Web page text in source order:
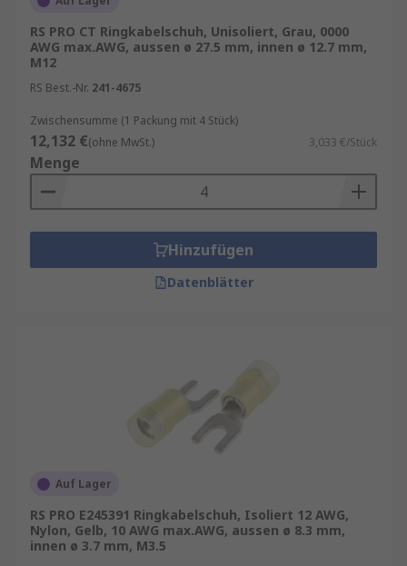
RS PRO CT Ringkabelschuh, Unisoliert, Grau, 0000
AWG max.AWG, aussen ø 27.5 mm, innen ø 12.7 mm,
M12
RS Best.-Nr. 241-4675
Zwischensumme (1 Packung mit 4 Stück)
12,132 €(ohne MwSt.) 3,033 €/Stück
Menge
Hinzufügen
Datenblätter
Auf Lager
RS PRO E245391 Ringkabelschuh, Isoliert 12 AWG,
Nylon, Gelb, 10 AWG max.AWG, aussen ø 8.3 mm,
innen ø 3.7 mm, M3.5